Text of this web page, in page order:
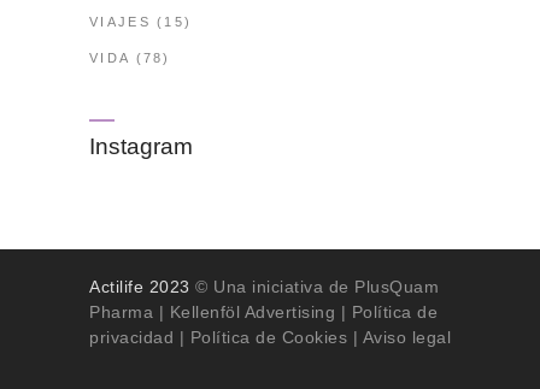
VIAJES (15)
VIDA (78)
Instagram
Actilife 2023 © Una iniciativa de PlusQuam
Pharma | Kellenföl Advertising | Política de
privacidad | Política de Cookies | Aviso legal